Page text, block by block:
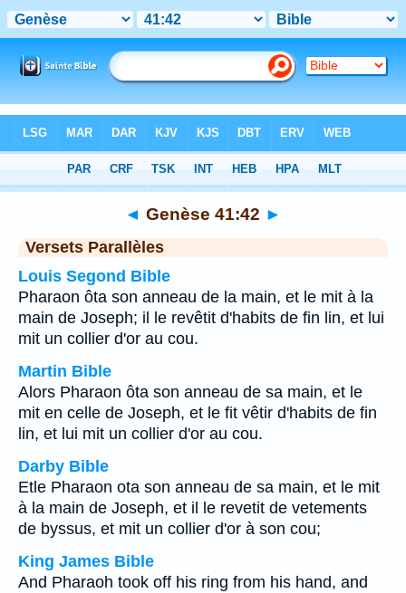
Chapitre 41 > Verset 42
◄ Genèse 41:42 ►
Versets Parallèles
Louis Segond Bible
Pharaon ôta son anneau de la main, et le mit à la
main de Joseph; il le revêtit d'habits de fin lin, et lui
mit un collier d'or au cou.
Martin Bible
Alors Pharaon ôta son anneau de sa main, et le
mit en celle de Joseph, et le fit vêtir d'habits de fin
lin, et lui mit un collier d'or au cou.
Darby Bible
Etle Pharaon ota son anneau de sa main, et le mit
à la main de Joseph, et il le revetit de vetements
de byssus, et mit un collier d'or à son cou;
King James Bible
And Pharaoh took off his ring from his hand, and